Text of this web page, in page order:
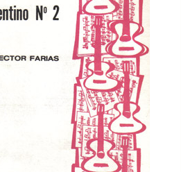
Benzecry - Concierto para violín
III
Benzecry - Adagio fantástico
Benzecry - Sol aymará
- Inti Raymi
Shostakovich - Obertura festiva
Doura - La Pasión de Saverio
Khatchaturian - Danza del sable
Doura - La Pasión de Saverio
Parte IV - El gato de Juan -
Lucrecia Escalada (Soprano)
Beatrix Cenci - Acto II: Escena I